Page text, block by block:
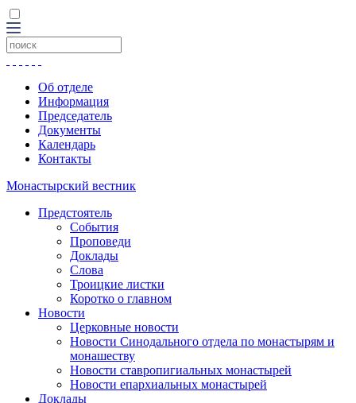
Об отделе
Информация
Председатель
Документы
Календарь
Контакты
Монастырский вестник
Предстоятель
События
Проповеди
Доклады
Слова
Троицкие листки
Коротко о главном
Новости
Церковные новости
Новости Синодального отдела по монастырям и
монашеству
Новости ставропигиальных монастырей
Новости епархиальных монастырей
Доклады